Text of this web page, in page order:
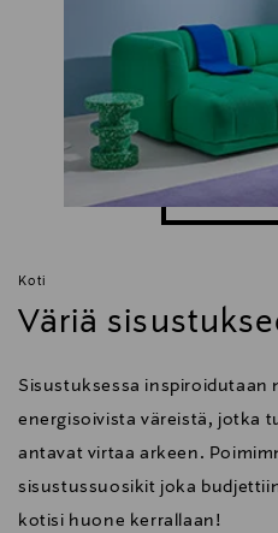
Koti
Väriä
Sisustuksessa inspiroidutaan
energisoivista väreistä, jotka
antavat virtaa arkeen.
sisustussuosikit joka
kotisi huone kerrallaan!